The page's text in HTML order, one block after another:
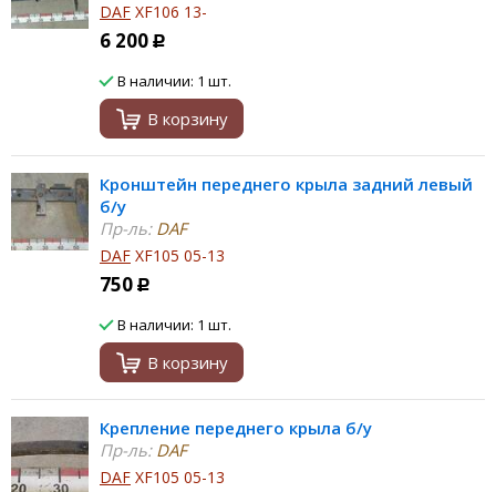
DAF XF106 13-
6 200 Р
В наличии: 1 шт.
В корзину
Кронштейн переднего крыла задний левый
б/у
Пр-ль:DAF
DAF XF105 05-13
750 Р
В наличии: 1 шт.
В корзину
Крепление переднего крыла б/у
Пр-ль:DAF
DAF XF105 05-13